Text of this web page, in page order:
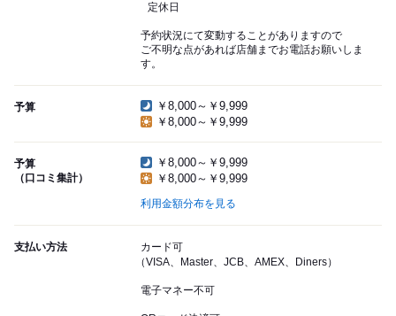
定休日
予約状況にて変動することがありますので
ご不明な点があれば店舗までお電話お願いしま
す。
予算
￥8,000～￥9,999
￥8,000～￥9,999
予算
（口コミ集計）
￥8,000～￥9,999
￥8,000～￥9,999
利用金額分布を見る
支払い方法
カード可
（VISA、Master、JCB、AMEX、Diners）
電子マネー不可